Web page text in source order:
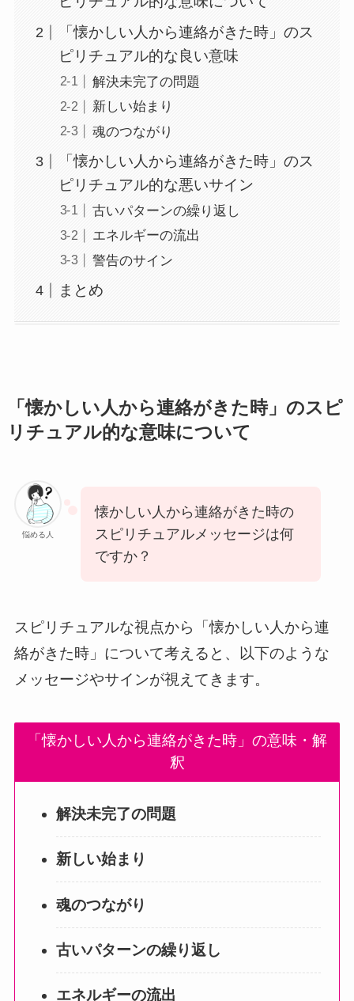
「懐かしい人から連絡がきた時」のス
ピリチュアル的な良い意味
解決未完了の問題
新しい始まり
魂のつながり
「懐かしい人から連絡がきた時」のス
ピリチュアル的な悪いサイン
古いパターンの繰り返し
エネルギーの流出
警告のサイン
まとめ
「懐かしい人から連絡がきた時」のスピ
リチュアル的な意味について
悩める人
懐かしい人から連絡がきた時の
スピリチュアルメッセージは何
ですか？
スピリチュアルな視点から「懐かしい人から連
絡がきた時」について考えると、以下のような
メッセージやサインが視えてきます。
「懐かしい人から連絡がきた時」の意味・解
釈
解決未完了の問題
新しい始まり
魂のつながり
古いパターンの繰り返し
エネルギーの流出